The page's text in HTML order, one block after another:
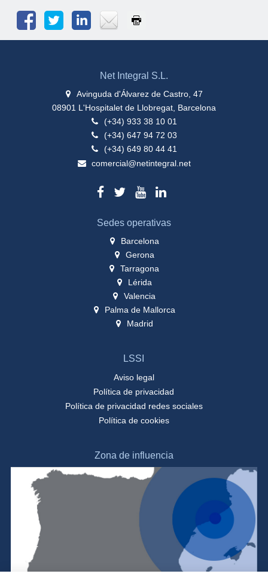
Net Integral S.L.
Avinguda d'Álvarez de Castro, 47
08901 L'Hospitalet de Llobregat, Barcelona
(+34) 933 38 10 01
(+34) 647 94 72 03
(+34) 649 80 44 41
comercial@netintegral.net
Sedes operativas
Barcelona
Gerona
Tarragona
Lérida
Valencia
Palma de Mallorca
Madrid
LSSI
Aviso legal
Política de privacidad
Política de privacidad redes sociales
Política de cookies
Zona de influencia